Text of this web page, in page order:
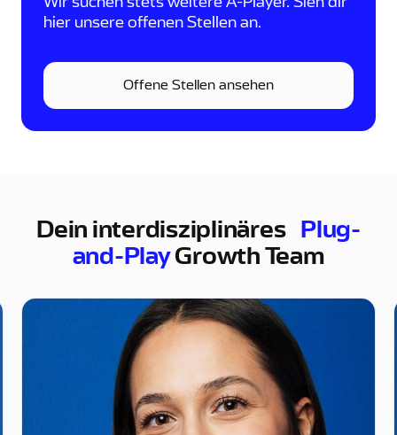
hier unsere offenen Stellen an.
Offene Stellen ansehen
Dein interdisziplinäres Plug-
and-PlayGrowth Team